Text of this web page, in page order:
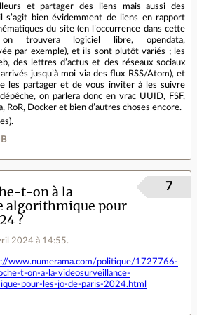
et partager des liens mais aussi des
s’agit bien évidemment de liens en rapport
du site (en l’occurrence dans cette
trouvera logiciel libre, opendata,
par exemple), et ils sont plutôt variés ; les
des lettres d’actus et des réseaux sociaux
jusqu’à moi via des flux RSS/Atom), et
les partager et de vous inviter à les suivre
on parlera donc en vrac UUID, FSF,
RoR, Docker et bien d’autres choses encore.
).
t-on à la
algorithmique pour
?
2024 à 14:55.
7
www.numerama.com/politique/1727766-
t-on-a-la-videosurveillance-
pour-les-jo-de-paris-2024.html